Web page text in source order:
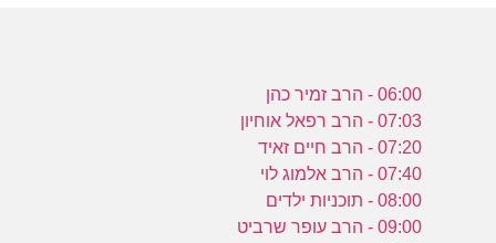
06:00 - הרב זמיר כהן
07:03 - הרב רפאל אוחיון
07:20 - הרב חיים זאיד
07:40 - הרב אלמוג לוי
08:00 - תוכניות ילדים
09:00 - הרב עופר שרביט